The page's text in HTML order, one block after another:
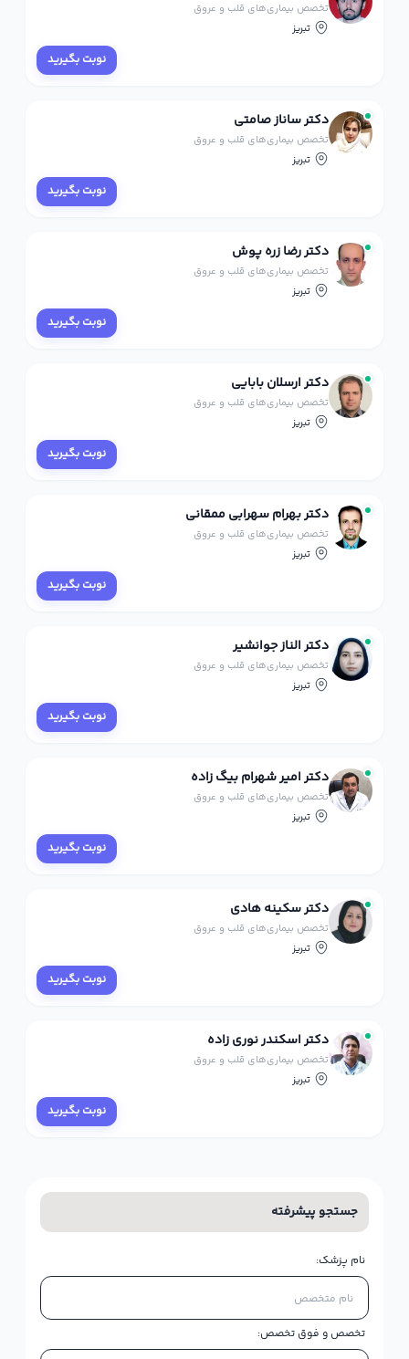
تخصص بیماری‌های قلب و عروق
تبریز
نوبت بگیرید
دکتر ساناز صامتی
تخصص بیماری‌های قلب و عروق
تبریز
نوبت بگیرید
دکتر رضا زره پوش
تخصص بیماری‌های قلب و عروق
تبریز
نوبت بگیرید
دکتر ارسلان بابایی
تخصص بیماری‌های قلب و عروق
تبریز
نوبت بگیرید
دکتر بهرام سهرابی ممقانی
تخصص بیماری‌های قلب و عروق
تبریز
نوبت بگیرید
دکتر الناز جوانشیر
تخصص بیماری‌های قلب و عروق
تبریز
نوبت بگیرید
دکتر امیر شهرام بیگ زاده
تخصص بیماری‌های قلب و عروق
تبریز
نوبت بگیرید
دکتر سکینه هادی
تخصص بیماری‌های قلب و عروق
تبریز
نوبت بگیرید
دکتر اسکندر نوری زاده
تخصص بیماری‌های قلب و عروق
تبریز
نوبت بگیرید
جستجو پیشرفته
نام پزشک:
تخصص و فوق تخصص: